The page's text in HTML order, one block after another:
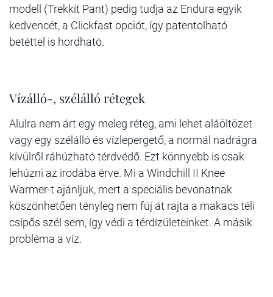
modell (Trekkit Pant) pedig tudja az Endura egyik
kedvencét, a Clickfast opciót, így patentolható
betéttel is hordható.
Vízálló-, szélálló rétegek
Alulra nem árt egy meleg réteg, ami lehet aláöltözet
vagy egy szélálló és vízlepergető, a normál nadrágra
kívülről ráhúzható térdvédő. Ezt könnyebb is csak
lehúzni az irodába érve. Mi a Windchill II Knee
Warmer-t ajánljuk, mert a speciális bevonatnak
köszönhetően tényleg nem fúj át rajta a makacs téli
csípős szél sem, így védi a térdízületeinket. A másik
probléma a víz.